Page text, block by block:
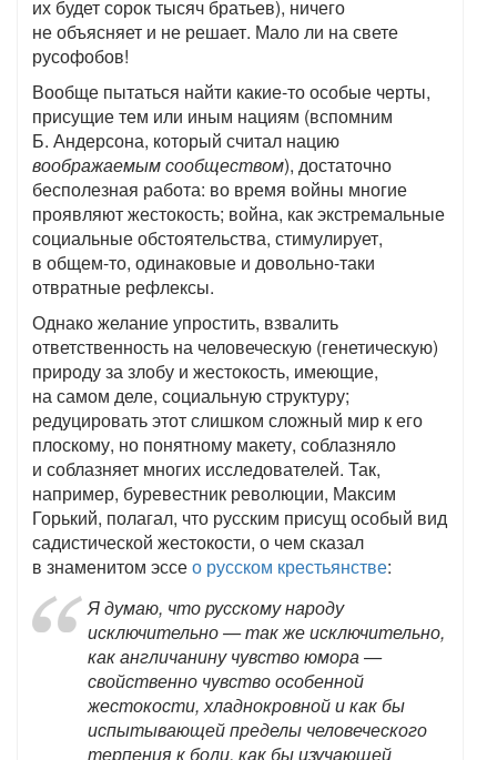
их будет сорок тысяч братьев), ничего
не объясняет и не решает. Мало ли на свете
русофобов!
Вообще пытаться найти какие-то особые черты,
присущие тем или иным нациям (вспомним
Б. Андерсона, который считал нацию
воображаемым сообществом), достаточно
бесполезная работа: во время войны многие
проявляют жестокость; война, как экстремальные
социальные обстоятельства, стимулирует,
в общем-то, одинаковые и довольно-таки
отвратные рефлексы.
Однако желание упростить, взвалить
ответственность на человеческую (генетическую)
природу за злобу и жестокость, имеющие,
на самом деле, социальную структуру;
редуцировать этот слишком сложный мир к его
плоскому, но понятному макету, соблазняло
и соблазняет многих исследователей. Так,
например, буревестник революции, Максим
Горький, полагал, что русским присущ особый вид
садистической жестокости, о чем сказал
в знаменитом эссео русском крестьянстве:
Я думаю, что русскому народу
исключительно — так же исключительно,
как англичанину чувство юмора —
свойственно чувство особенной
жестокости, хладнокровной и как бы
испытывающей пределы человеческого
терпения к боли, как бы изучающей